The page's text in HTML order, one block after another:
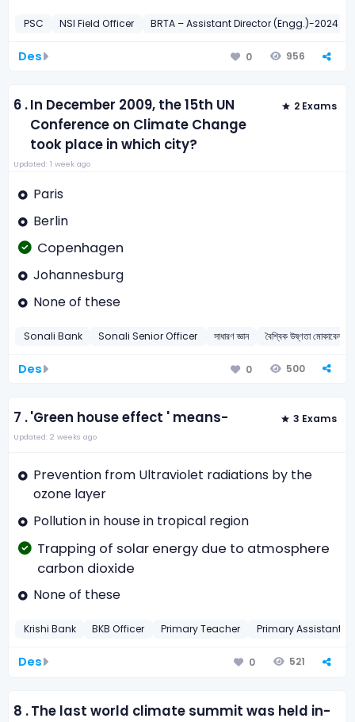
PSC NSI Field Officer BRTA – Assistant Director (Engg.)-2024
Des 0 956
6 .In December 2009, the 15th UN
Conference on Climate Change
took place in which city?
2 Exams
Updated: 1 week ago
Paris
Berlin
Copenhagen
Johannesburg
None of these
Sonali Bank Sonali Senior Officer সাধারণ জ্ঞান বৈশ্বিক উষ্ণতা মোকাবেলায়
Des 0 500
7 .'Green house effect ' means- 3 Exams
Updated: 2 weeks ago
Prevention from Ultraviolet radiations by the
ozone layer
Pollution in house in tropical region
Trapping of solar energy due to atmosphere
carbon dioxide
None of these
Krishi Bank BKB Officer Primary Teacher Primary Assistant
Des 0 521
8 .The last world climate summit was held in-